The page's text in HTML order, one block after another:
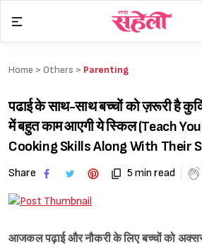
content
Home > Others > Parenting
पढाई के साथ-साथ बच्चों को ज़रूरी है
में बहुत काम आएगी ये स्किल (Teach
Cooking Skills Along With Their
Share 5 min read
आजकल पढ़ाई और नौकरी के लिए बच्चों को